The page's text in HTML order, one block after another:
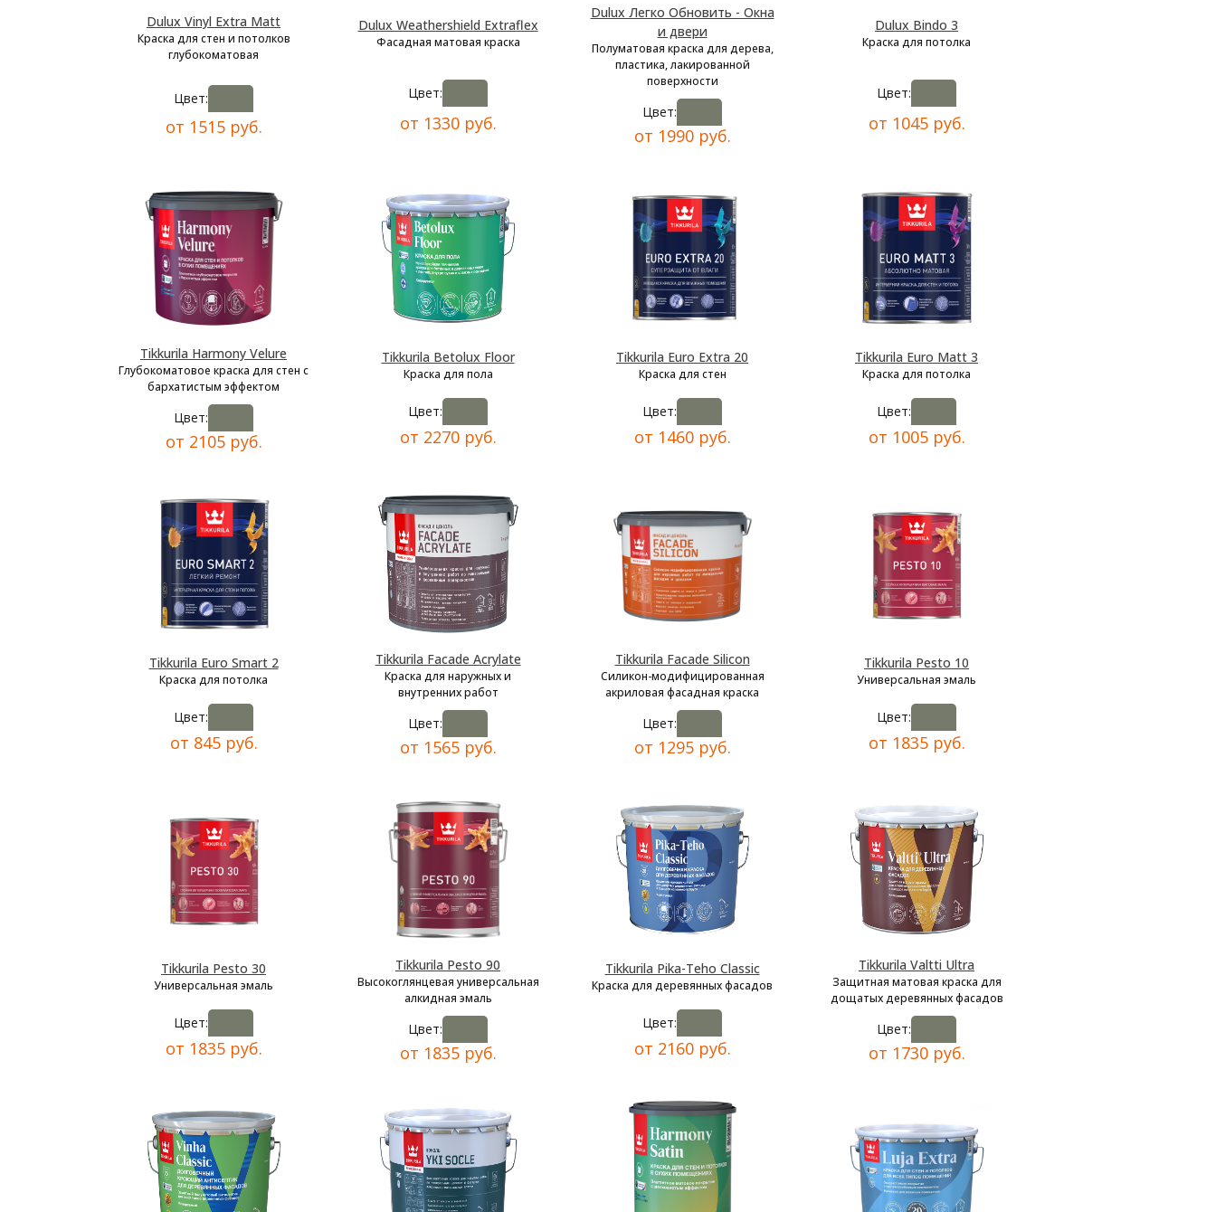
Dulux Vinyl Extra Matt
Краска для стен и потолков
глубокоматовая
Цвет:
от 1515 руб.
Dulux Weathershield Extraflex
Фасадная матовая краска
Цвет:
от 1330 руб.
Dulux Легко Обновить - Окна
и двери
Полуматовая краска для дерева,
пластика, лакированной
поверхности
Цвет:
от 1990 руб.
Dulux Bindo 3
Краска для потолка
Цвет:
от 1045 руб.
Tikkurila Harmony Velure
Глубокоматовое краска для стен с
бархатистым эффектом
Цвет:
от 2105 руб.
Tikkurila Betolux Floor
Краска для пола
Цвет:
от 2270 руб.
Tikkurila Euro Extra 20
Краска для стен
Цвет:
от 1460 руб.
Tikkurila Euro Matt 3
Краска для потолка
Цвет:
от 1005 руб.
Tikkurila Euro Smart 2
Краска для потолка
Цвет:
от 845 руб.
Tikkurila Facade Acrylate
Краска для наружных и
внутренних работ
Цвет:
от 1565 руб.
Tikkurila Facade Silicon
Силикон-модифицированная
акриловая фасадная краска
Цвет:
от 1295 руб.
Tikkurila Pesto 10
Универсальная эмаль
Цвет:
от 1835 руб.
Tikkurila Pesto 30
Универсальная эмаль
Цвет:
от 1835 руб.
Tikkurila Pesto 90
Высокоглянцевая универсальная
алкидная эмаль
Цвет:
от 1835 руб.
Tikkurila Pika-Teho Classic
Краска для деревянных фасадов
Цвет:
от 2160 руб.
Tikkurila Valtti Ultra
Защитная матовая краска для
дощатых деревянных фасадов
Цвет:
от 1730 руб.